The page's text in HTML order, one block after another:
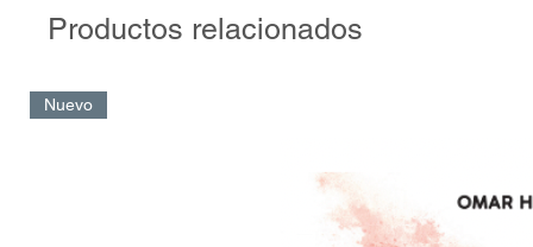
sistema de forma flexible, consciente y efectiva. A partir de la
implementación en cada contexto de juego.
específicas, organizadas por fases, que permiten desarrollar
funcionales y adaptarlos según el sistema del rival: 4-4-2, 3-5-
Productos relacionados
Nuevo